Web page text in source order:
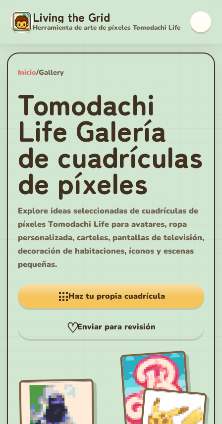
Living the Grid
Herramienta de arte de píxeles Tomodachi Life
Inicio/Gallery
Tomodachi
Life Galería
de cuadrículas
de píxeles
Explore ideas seleccionadas de cuadrículas de
píxeles Tomodachi Life para avatares, ropa
personalizada, carteles, pantallas de televisión,
decoración de habitaciones, íconos y escenas
pequeñas.
Haz tu propia cuadrícula
Enviar para revisión